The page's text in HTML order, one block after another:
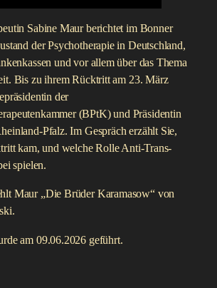
Sabine Maur berichtet im Bonner
der Psychotherapie in Deutschland,
und vor allem über das Thema
Bis zu ihrem Rücktritt am 23. März
der
(BPtK) und Präsidentin
Pfalz. Im Gespräch erzählt Sie,
kam, und welche Rolle Anti-Trans-
spielen.
Maur „Die Brüder Karamasow“ von
am 09.06.2026 geführt.